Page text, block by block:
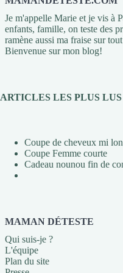
Je m'appelle Marie et je vis à
enfants, famille, on teste des
ramène aussi ma fraise sur
Bienvenue sur mon blog!
ARTICLES LES PLUS LUS
Coupe de cheveux mi
Coupe Femme courte
Cadeau nounou fin de
MAMAN DÉTESTE
Qui suis-je ?
L'équipe
Plan du site